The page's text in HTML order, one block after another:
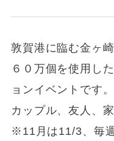
敦賀港に臨む金ヶ
６０万個を使用し
ョンイベントです。
カップル、友人、
※11月は11/3、毎